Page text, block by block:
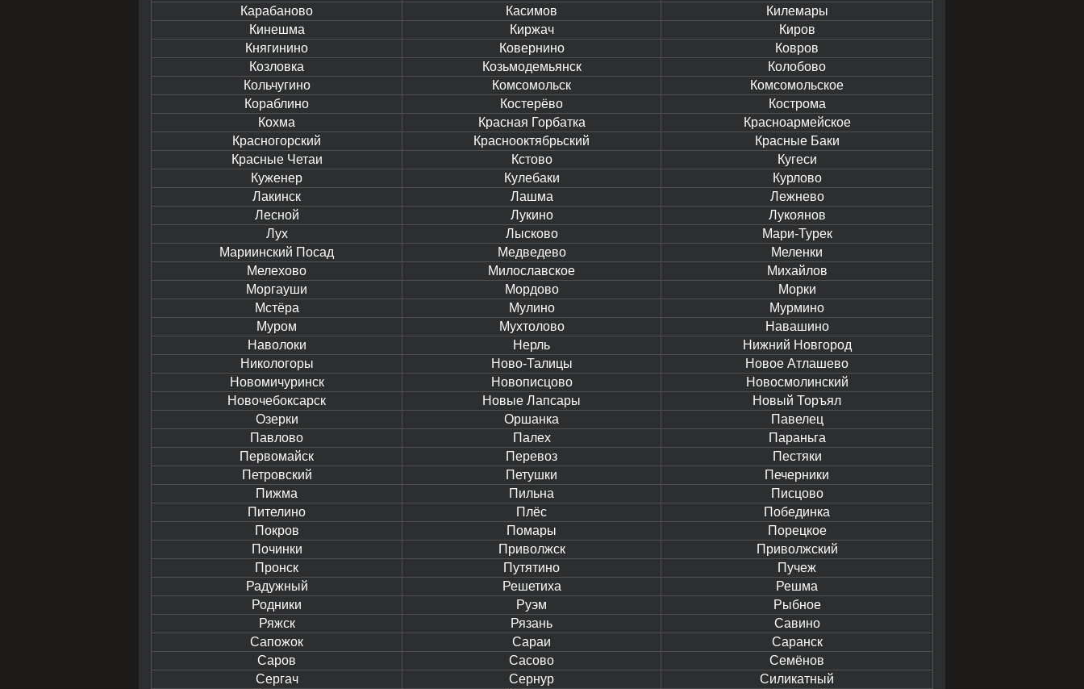
Карабаново
Касимов
Килемары
Кинешма
Киржач
Киров
Княгинино
Ковернино
Ковров
Козловка
Козьмодемьянск
Колобово
Кольчугино
Комсомольск
Комсомольское
Кораблино
Костерёво
Кострома
Кохма
Красная Горбатка
Красноармейское
Красногорский
Краснооктябрьский
Красные Баки
Красные Четаи
Кстово
Кугеси
Куженер
Кулебаки
Курлово
Лакинск
Лашма
Лежнево
Лесной
Лукино
Лукоянов
Лух
Лысково
Мари-Турек
Мариинский Посад
Медведево
Меленки
Мелехово
Милославское
Михайлов
Моргауши
Мордово
Морки
Мстёра
Мулино
Мурмино
Муром
Мухтолово
Навашино
Наволоки
Нерль
Нижний Новгород
Никологоры
Ново-Талицы
Новое Атлашево
Новомичуринск
Новописцово
Новосмолинский
Новочебоксарск
Новые Лапсары
Новый Торъял
Озерки
Оршанка
Павелец
Павлово
Палех
Параньга
Первомайск
Перевоз
Пестяки
Петровский
Петушки
Печерники
Пижма
Пильна
Писцово
Пителино
Плёс
Побединка
Покров
Помары
Порецкое
Починки
Приволжск
Приволжский
Пронск
Путятино
Пучеж
Радужный
Решетиха
Решма
Родники
Руэм
Рыбное
Ряжск
Рязань
Савино
Сапожок
Сараи
Саранск
Саров
Сасово
Семёнов
Сергач
Сернур
Силикатный